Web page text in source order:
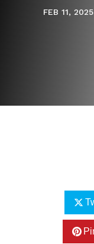
FEB 11, 2025